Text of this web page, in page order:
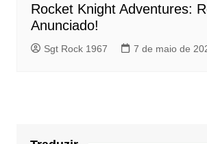
Rocket Knight Adventures:
Anunciado!
Sgt Rock 1967 7 de maio de